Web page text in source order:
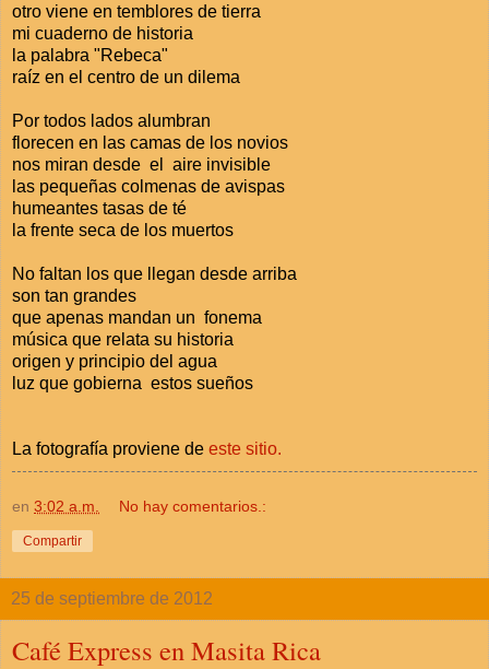
otro viene en temblores de tierra
mi cuaderno de historia
la palabra "Rebeca"
raíz en el centro de un dilema
Por todos lados alumbran
florecen en las camas de los novios
nos miran desde el aire invisible
las pequeñas colmenas de avispas
humeantes tasas de té
la frente seca de los muertos
No faltan los que llegan desde arriba
son tan grandes
que apenas mandan un fonema
música que relata su historia
origen y principio del agua
luz que gobierna estos sueños
La fotografía proviene de este sitio.
en 3:02 a.m. No hay comentarios.:
Compartir
25 de septiembre de 2012
Café Express en Masita Rica